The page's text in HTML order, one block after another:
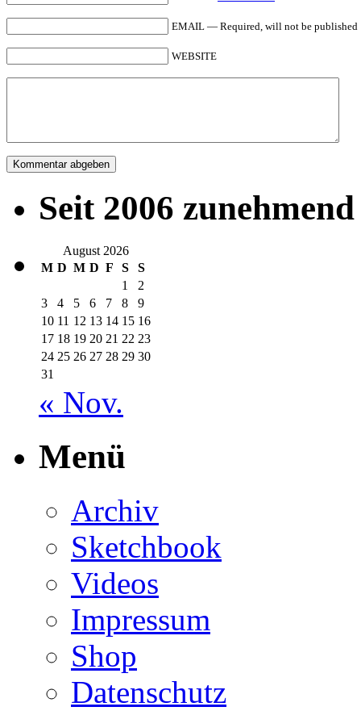
EMAIL — Required, will not be published
WEBSITE
Seit 2006
August 2026
M D M D F S
S
1
2
3
4 5 6 7 8
9
10 11 12 13 14 15 16
17 18 19 20 21 22 23
24 25 26 27 28 29 30
31
« Nov.
Menü
Archiv
Sketchbook
Videos
Impressum
Shop
Datenschutz